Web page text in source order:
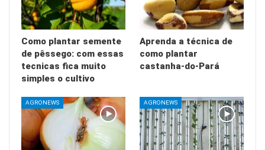
Como plantar semente
de pêssego: com essas
tecnicas fica muito
simples o cultivo
Aprenda a técnica de
como plantar
castanha-do-Pará
AGRONEWS AGRONEWS